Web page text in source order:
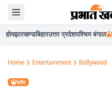
होमझारखण्डबिहारउत्तर प्रदेशपश्चिम बंगाल
Home Entertainment Bollywood
एलीट